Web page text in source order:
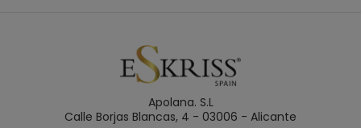
Apolana. S.L
Calle Borjas Blancas, 4 - 03006 - Alicante